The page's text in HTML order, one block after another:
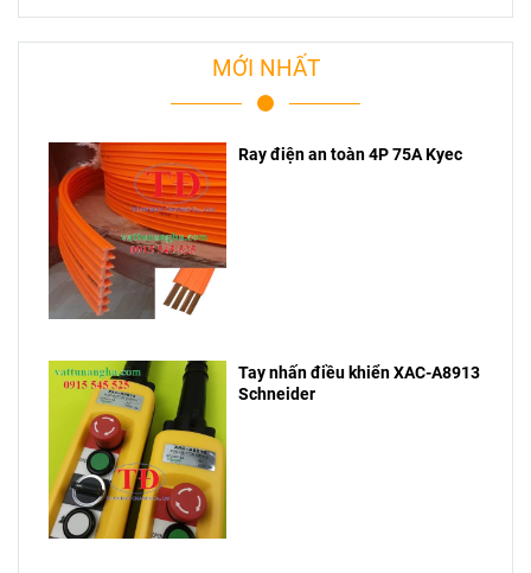
MỚI NHẤT
Ray điện an toàn 4P 75A Kyec
Tay nhấn điều khiển XAC-A8913
Schneider